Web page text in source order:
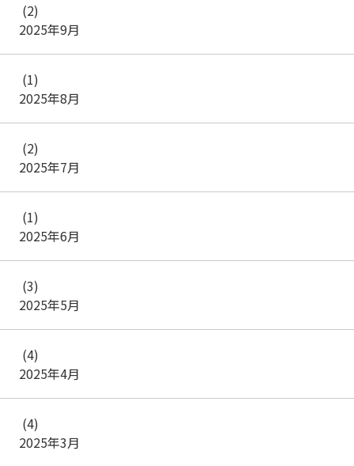
2025年9月
(2)
2025年8月
(1)
2025年7月
(2)
2025年6月
(1)
2025年5月
(3)
2025年4月
(4)
2025年3月
(4)